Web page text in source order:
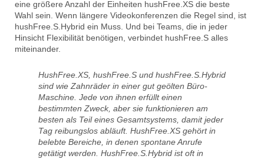
eine größere Anzahl der Einheiten hushFree.XS die beste
Wahl sein. Wenn längere Videokonferenzen die Regel sind, ist
hushFree.S.Hybrid ein Muss. Und bei Teams, die in jeder
Hinsicht Flexibilität benötigen, verbindet hushFree.S alles
miteinander.
HushFree.XS, hushFree.S und hushFree.S.Hybrid
sind wie Zahnräder in einer gut geölten Büro-
Maschine. Jede von ihnen erfüllt einen
bestimmten Zweck, aber sie funktionieren am
besten als Teil eines Gesamtsystems, damit jeder
Tag reibungslos abläuft. HushFree.XS gehört in
belebte Bereiche, in denen spontane Anrufe
getätigt werden. HushFree.S.Hybrid ist oft in